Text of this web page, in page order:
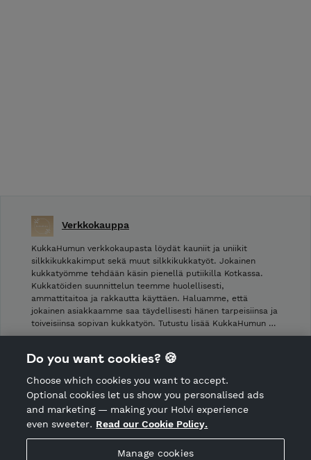
Hosted by Holvi
Verkkokauppa
KukkaHumun verkkokaupasta löydät kauniit ja uniikit
silkkikukkakimput sekä muut silkkikukkatyöt. Jokainen
kukkatyömme tehdään käsin pienellä putiikilla Kotkassa.
Kukkatöiden suunnittelun teemme huolellisesti,
ammattitaitoa ja rakkautta käyttäen. Haluamme, että
jokainen asiakkaamme saa täydellisesti hänen tarpeisiinsa ja
toiveisiinsa sopivan kukkatyön. Tutustu lisää KukkaHumun …
Shop privacy policy
CANCEL ORDER
Do you want cookies? 🍪
Choose which cookies you want to accept.
Optional cookies let us show you personalised ads
and marketing — making your Holvi experience
even sweeter. Read our Cookie Policy.
Manage cookies